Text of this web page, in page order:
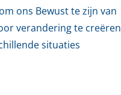
ons Bewust te zijn van
verandering te creëren
situaties